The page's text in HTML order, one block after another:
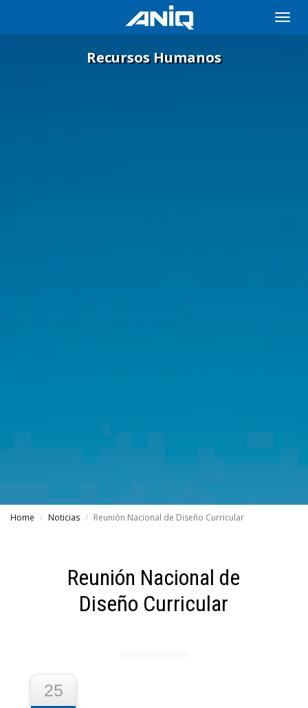
Toggle
Recursos Humanos
Home Noticias Reunión Nacional de Diseño Curricular
Reunión Nacional de
Diseño Curricular
25